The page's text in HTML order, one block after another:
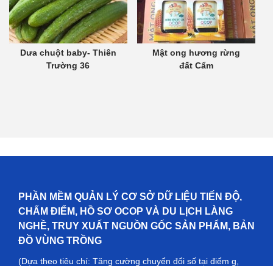
Dưa chuột baby- Thiên
Trường 36
Mật ong hương rừng
đất Cẩm
PHẦN MỀM QUẢN LÝ CƠ SỞ DỮ LIỆU TIẾN ĐỘ,
CHẤM ĐIỂM, HỒ SƠ OCOP VÀ DU LỊCH LÀNG
NGHỀ, TRUY XUẤT NGUỒN GỐC SẢN PHẨM, BẢN
ĐỒ VÙNG TRỒNG
(Dựa theo tiêu chí: Tăng cường chuyển đổi số tại điểm g,